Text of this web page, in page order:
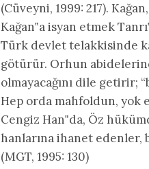
(Cüveyni, 1999: 217).
Kağan‟a isyan etmek
Türk devlet telakkisinde
götürür. Orhun
olmayacağını dile getirir;
Hep orda mahfoldun, yok
Cengiz Han‟da, Öz
hanlarına ihanet
(MGT, 1995: 130)